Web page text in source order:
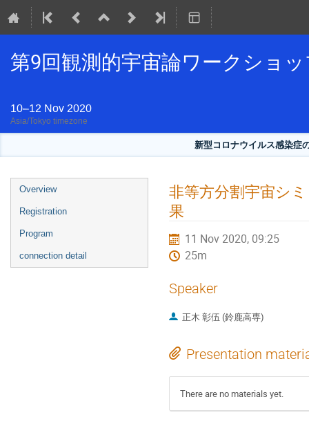
第9回観測的宇宙論ワークショ
10–12 Nov 2020
Asia/Tokyo timezone
新型コロナウイルス感染症
Event
menu
Overview
Registration
Program
connection detail
非等方分割宇宙シ
果
11 Nov 2020, 09:25
25m
Speaker
正木 彰伍 (鈴鹿高専)
Presentation
There are no materials yet.